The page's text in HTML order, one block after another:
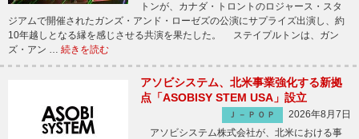
トンが、カナダ・トロントのロジャース・スタ
ジアムで開催されたガンズ・アンド・ローゼズの公演にサプライズ出演し、約
10年越しとなる縁を感じさせる共演を果たした。 ステイプルトンは、ガン
ズ・アン … 続きを読む
アソビシステム、北米事業強化する新拠
点「ASOBISY STEM USA」設立
Ｊ－ＰＯＰ
2026年8月7日
アソビシステム株式会社が、北米における事